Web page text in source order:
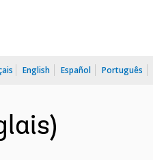
English Español Português